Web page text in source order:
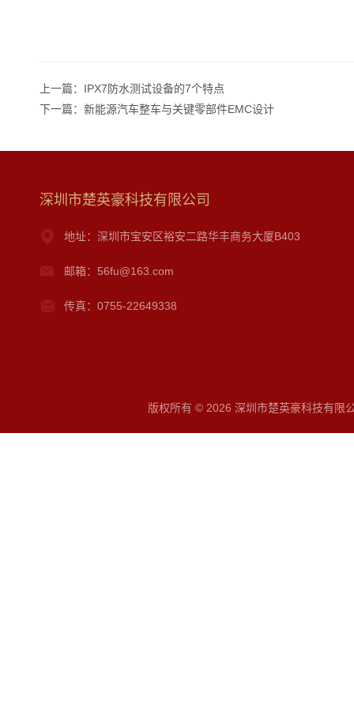
上一篇： IPX7防水测试设备的7个特点
下一篇： 新能源汽车整车与关键零部件EMC设计
深圳市楚英豪科技有限公司
地址：深圳市宝安区裕安二路华丰商务大厦B403
邮箱：56fu@163.com
传真：0755-22649338
版权所有 © 2026 深圳市楚英豪科技有限